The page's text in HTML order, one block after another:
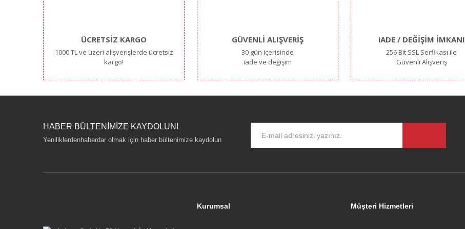
Bu ürüne benzer farklı alternatifler olmalı.
Gönder
ÜCRETSİZ KARGO
1000 TL ve üzeri alışverişlerde ücretsiz
kargo!
GÜVENLİ ALIŞVERİŞ
30 gün içerisinde
iade ve değişim
iADE / DEĞİŞİM İMKANI
256 Bit SSL Serfikası ile
Güvenli Alışveriş
HABER BÜLTENİMİZE KAYDOLUN!
Yeniliklerdenhaberdar olmak için haber bültenimize kaydolun
Kurumsal Müşteri Hizmetleri